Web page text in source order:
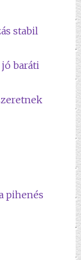
stabil
jó baráti
pihenés